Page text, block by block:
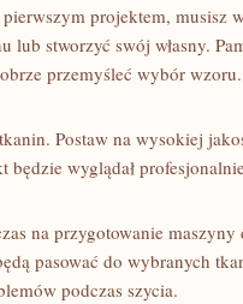
projektem, musisz
lub ⁢stworzyć swój własny.
przemyśleć ​wybór wzoru.
Postaw na ⁤wysokiej⁣
wyglądał
na przygotowanie maszyny
pasować do wybranych
podczas​ szycia.